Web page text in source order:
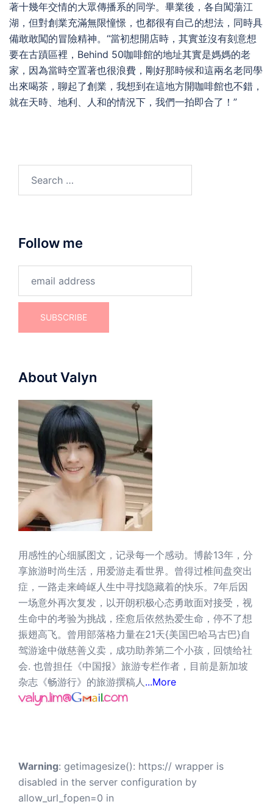
著十幾年交情的大眾傳播系的同学。畢業後，各自闖蕩江
湖，但對創業充滿無限憧憬，也都很有自己的想法，同時具
備敢敢闖的冒險精神。“當初想開店時，其實並沒有刻意想
要在古蹟區裡，Behind 50咖啡館的地址其實是媽媽的老
家，因為當時空置著也很浪費，剛好那時候和這兩名老同學
出來喝茶，聊起了創業，我想到在這地方開咖啡館也不錯，
就在天時、地利、人和的情況下，我們一拍即合了！”
Follow me
About Valyn
用感性的心细腻图文，记录每一个感动。博龄13年，分
享旅游时尚生活，用爱游走看世界。曾得过椎间盘突出
症，一路走来崎岖人生中寻找隐藏着的快乐。7年后因
一场意外再次复发，以开朗积极心态勇敢面对接受，视
生命中的考验为挑战，痊愈后依然热爱生命，停不了想
振翅高飞。曾用部落格力量在21天{美国巴哈马古巴}自
驾游途中做慈善义卖，成功助养第二个小孩，回馈给社
会. 也曾担任《中国报》旅游专栏作者，目前是新加坡
杂志《畅游行》的旅游撰稿人 ...More
Warning: getimagesize(): https:// wrapper is
disabled in the server configuration by
allow_url_fopen=0 in